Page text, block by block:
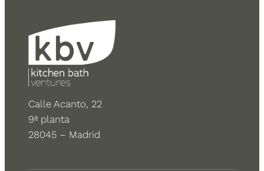
Calle Acanto, 22
9ª planta
28045 – Madrid